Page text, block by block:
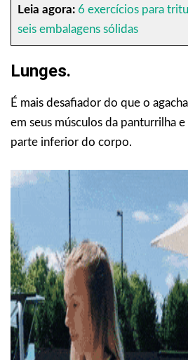
Leia agora: 6 exercícios para
seis embalagens sólidas
Lunges.
É mais desafiador do que o
em seus músculos da panturrilha
parte inferior do corpo.